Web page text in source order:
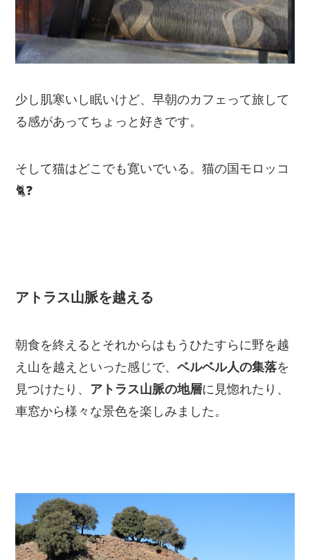
少し肌寒いし眠いけど、早朝のカフェって旅して
る感があってちょっと好きです。
そして猫はどこでも寛いでいる。猫の国モロッコ
🐈❓
アトラス山脈を越える
朝食を終えるとそれからはもうひたすらに野を越
え山を越えといった感じで、ベルベル人の集落を
見つけたり、 アトラス山脈の地層に見惚れたり、
車窓から様々な景色を楽しみました。